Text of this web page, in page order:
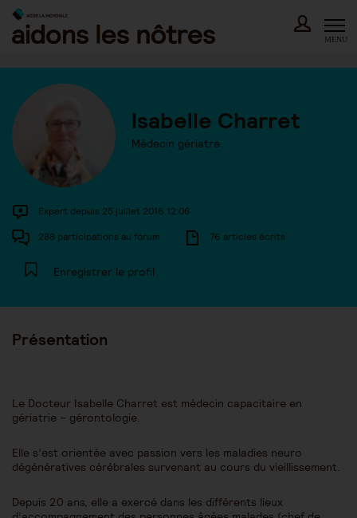
Skip
content
MENU
Isabelle Charret
Médecin gériatre
Expert depuis 25 juillet 2016 12:06
288 participations au forum 76 articles écrits
Enregistrer le profil
Présentation
Le Docteur Isabelle Charret est médecin capacitaire en
gériatrie – gérontologie.
Elle s’est orientée avec passion vers les maladies neuro
dégénératives cérébrales survenant au cours du vieillissement.
Depuis 20 ans, elle a exercé dans les différents lieux